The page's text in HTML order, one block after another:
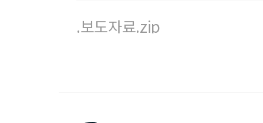
.보도자료.zip